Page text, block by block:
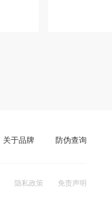
关于品牌 防伪查询
隐私政策 免责声明